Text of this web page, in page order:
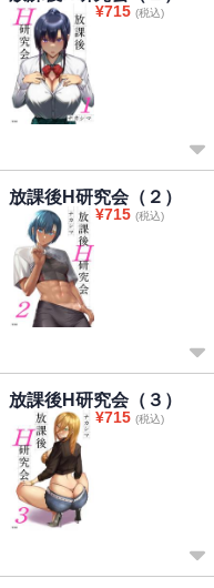
¥715 (税込)
放課後H研究会（２）
¥715 (税込)
放課後H研究会（３）
¥715 (税込)